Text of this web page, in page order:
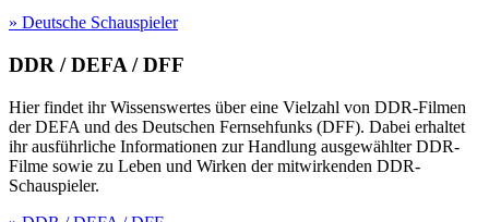
» Deutsche Schauspieler
DDR / DEFA / DFF
Hier findet ihr Wissenswertes über eine Vielzahl von DDR-Filmen
der DEFA und des Deutschen Fernsehfunks (DFF). Dabei erhaltet
ihr ausführliche Informationen zur Handlung ausgewählter DDR-
Filme sowie zu Leben und Wirken der mitwirkenden DDR-
Schauspieler.